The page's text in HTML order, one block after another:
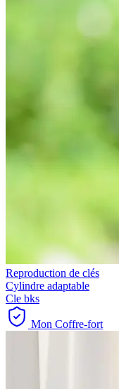
Reproduction de clés
Cylindre adaptable
Cle bks
Mon Coffre-fort